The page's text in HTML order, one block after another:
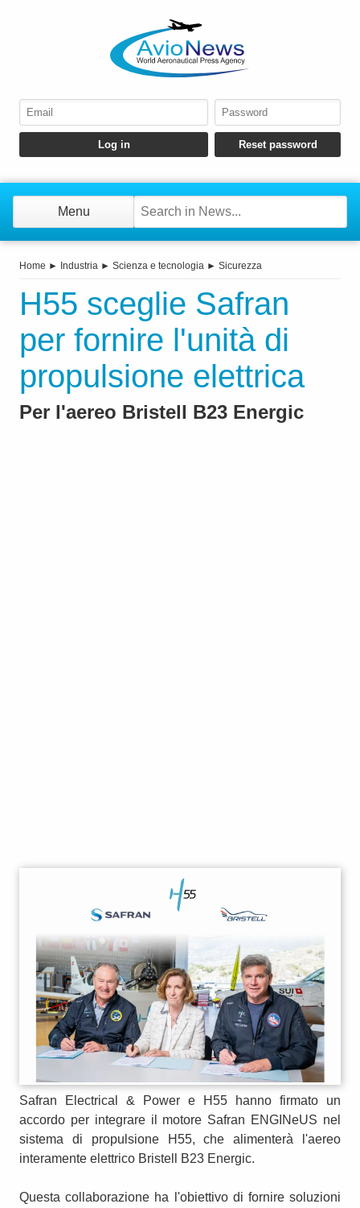
Menu
Home ► Industria ► Scienza e tecnologia ► Sicurezza
H55 sceglie Safran
per fornire l'unità di
propulsione elettrica
Per l'aereo Bristell B23 Energic
Safran Electrical & Power e H55 hanno firmato un
accordo per integrare il motore Safran ENGINeUS nel
sistema di propulsione H55, che alimenterà l'aereo
interamente elettrico Bristell B23 Energic.
Questa collaborazione ha l'obiettivo di fornire soluzioni